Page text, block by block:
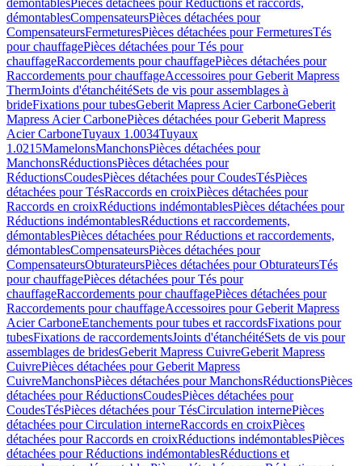
démontablesPièces détachées pour Réductions et raccords,
démontablesCompensateursPièces détachées pour
CompensateursFermeturesPièces détachées pour FermeturesTés
pour chauffagePièces détachées pour Tés pour
chauffageRaccordements pour chauffagePièces détachées pour
Raccordements pour chauffageAccessoires pour Geberit Mapress
ThermJoints d'étanchéitéSets de vis pour assemblages à
brideFixations pour tubesGeberit Mapress Acier CarboneGeberit
Mapress Acier CarbonePièces détachées pour Geberit Mapress
Acier CarboneTuyaux 1.0034Tuyaux
1.0215MamelonsManchonsPièces détachées pour
ManchonsRéductionsPièces détachées pour
RéductionsCoudesPièces détachées pour CoudesTésPièces
détachées pour TésRaccords en croixPièces détachées pour
Raccords en croixRéductions indémontablesPièces détachées pour
Réductions indémontablesRéductions et raccordements,
démontablesPièces détachées pour Réductions et raccordements,
démontablesCompensateursPièces détachées pour
CompensateursObturateursPièces détachées pour ObturateursTés
pour chauffagePièces détachées pour Tés pour
chauffageRaccordements pour chauffagePièces détachées pour
Raccordements pour chauffageAccessoires pour Geberit Mapress
Acier CarboneEtanchements pour tubes et raccordsFixations pour
tubesFixations de raccordementsJoints d'étanchéitéSets de vis pour
assemblages de bridesGeberit Mapress CuivreGeberit Mapress
CuivrePièces détachées pour Geberit Mapress
CuivreManchonsPièces détachées pour ManchonsRéductionsPièces
détachées pour RéductionsCoudesPièces détachées pour
CoudesTésPièces détachées pour TésCirculation internePièces
détachées pour Circulation interneRaccords en croixPièces
détachées pour Raccords en croixRéductions indémontablesPièces
détachées pour Réductions indémontablesRéductions et